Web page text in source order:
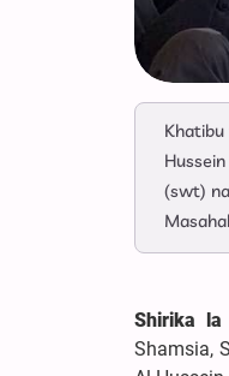
(swt)
Shirika
Shamsia,